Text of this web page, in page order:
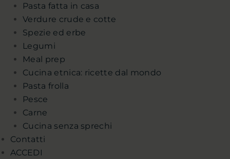
Pasta fatta in casa
Verdure crude e cotte
Spezie ed erbe
Legumi
Meal prep
Cucina etnica: ricette dal mondo
Pasta frolla
Pesce
Carne
Cucina senza sprechi
Contatti
ACCEDI